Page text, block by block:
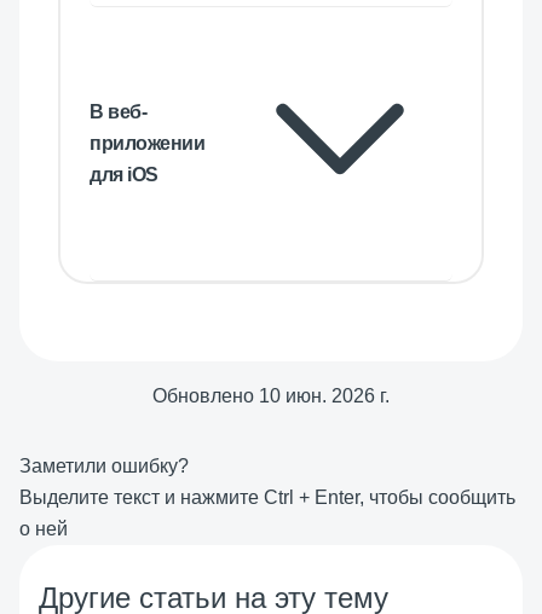
В веб-
приложении
для iOS
Обновлено 10 июн. 2026 г.
Заметили ошибку?
Выделите текст и нажмите Ctrl + Enter, чтобы сообщить
о ней
Другие статьи на эту тему